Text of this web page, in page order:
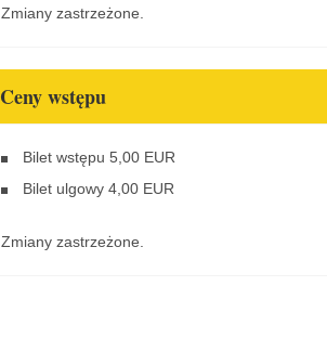
Zmiany zastrzeżone.
Ceny wstępu
Bilet wstępu 5,00 EUR
Bilet ulgowy 4,00 EUR
Zmiany zastrzeżone.